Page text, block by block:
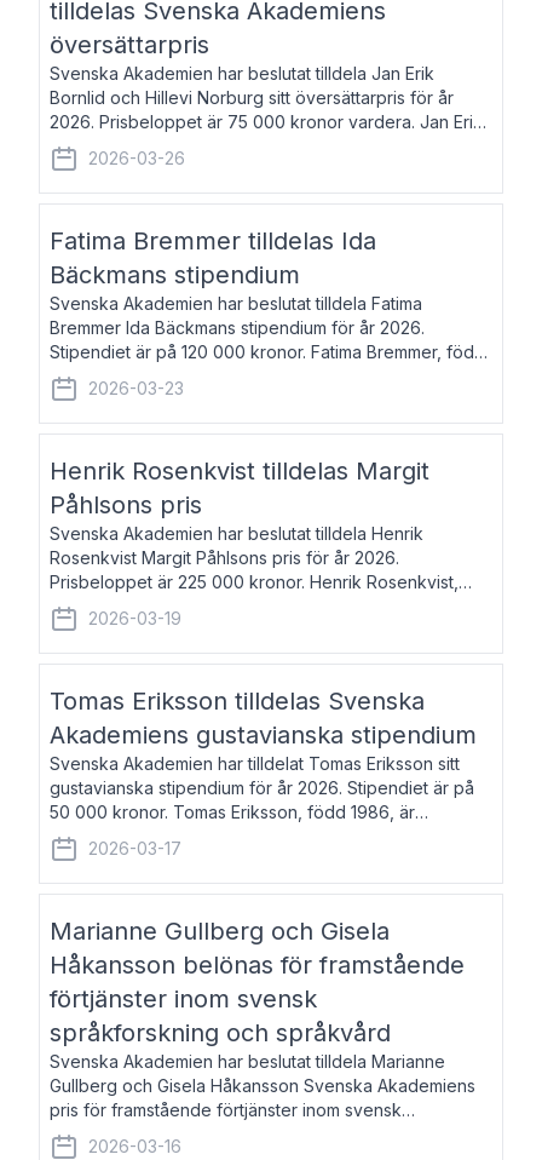
tilldelas Svenska Akademiens
översättarpris
Svenska Akademien har beslutat tilldela Jan Erik
Bornlid och Hillevi Norburg sitt översättarpris för år
2026. Prisbeloppet är 75 000 kronor vardera. Jan Erik
Bornlid, född 1947, är översättare från tyska. Han är
främst känd för sina översät
2026-03-26
Fatima Bremmer tilldelas Ida
Bäckmans stipendium
Svenska Akademien har beslutat tilldela Fatima
Bremmer Ida Bäckmans stipendium för år 2026.
Stipendiet är på 120 000 kronor. Fatima Bremmer, född
1977, är journalist och författare. Hon utkom i fjol med
boken Ligan. Klarakvarterens blodsyst
2026-03-23
Henrik Rosenkvist tilldelas Margit
Påhlsons pris
Svenska Akademien har beslutat tilldela Henrik
Rosenkvist Margit Påhlsons pris för år 2026.
Prisbeloppet är 225 000 kronor. Henrik Rosenkvist,
född 1965, är professor i nordiska språk vid Göteborgs
universitet. Han disputerade 2004 på avhan
2026-03-19
Tomas Eriksson tilldelas Svenska
Akademiens gustavianska stipendium
Svenska Akademien har tilldelat Tomas Eriksson sitt
gustavianska stipendium för år 2026. Stipendiet är på
50 000 kronor. Tomas Eriksson, född 1986, är
projektledare inom marknadsföring och författare och
utkom i fjol med boken Syndabocken.
2026-03-17
Marianne Gullberg och Gisela
Håkansson belönas för framstående
förtjänster inom svensk
språkforskning och språkvård
Svenska Akademien har beslutat tilldela Marianne
Gullberg och Gisela Håkansson Svenska Akademiens
pris för framstående förtjänster inom svensk
språkforskning och språkvård till minne av Carl Gabriel
2026-03-16